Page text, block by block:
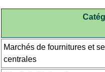
Marchés de fournitures et
centrales